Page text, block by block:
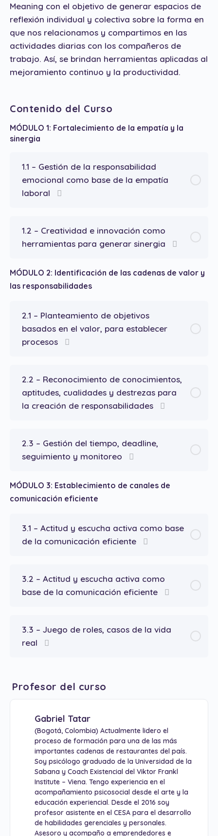
Meaning con el objetivo de generar espacios de
reflexión individual y colectiva sobre la forma en
que nos relacionamos y compartimos en las
actividades diarias con los compañeros de
trabajo. Así, se brindan herramientas aplicadas al
mejoramiento continuo y la productividad.
Contenido del Curso
MÓDULO 1: Fortalecimiento de la empatía y la
sinergia
1.1 – Gestión de la responsabilidad
emocional como base de la empatía
laboral
1.2 – Creatividad e innovación como
herramientas para generar sinergia
MÓDULO 2: Identificación de las cadenas de valor y
las responsabilidades
2.1 – Planteamiento de objetivos
basados en el valor, para establecer
procesos
2.2 – Reconocimiento de conocimientos,
aptitudes, cualidades y destrezas para
la creación de responsabilidades
2.3 – Gestión del tiempo, deadline,
seguimiento y monitoreo
MÓDULO 3: Establecimiento de canales de
comunicación eficiente
3.1 – Actitud y escucha activa como base
de la comunicación eficiente
3.2 – Actitud y escucha activa como
base de la comunicación eficiente
3.3 – Juego de roles, casos de la vida
real
Profesor del curso
Gabriel Tatar
(Bogotá, Colombia) Actualmente lidero el
proceso de formación para una de las más
importantes cadenas de restaurantes del país.
Soy psicólogo graduado de la Universidad de la
Sabana y Coach Existencial del Viktor Frankl
Institute – Viena. Tengo experiencia en el
acompañamiento psicosocial desde el arte y la
educación experiencial. Desde el 2016 soy
profesor asistente en el CESA para el desarrollo
de habilidades gerenciales y personales.
Asesoro y acompaño a emprendedores e